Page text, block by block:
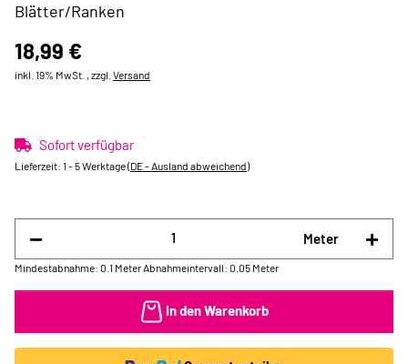
Blätter/Ranken
18,99 €
inkl. 19% MwSt. , zzgl. Versand
Sofort verfügbar
Lieferzeit: 1 - 5 Werktage(DE - Ausland abweichend)
Meter
Mindestabnahme: 0.1 Meter Abnahmeintervall: 0.05 Meter
In den Warenkorb